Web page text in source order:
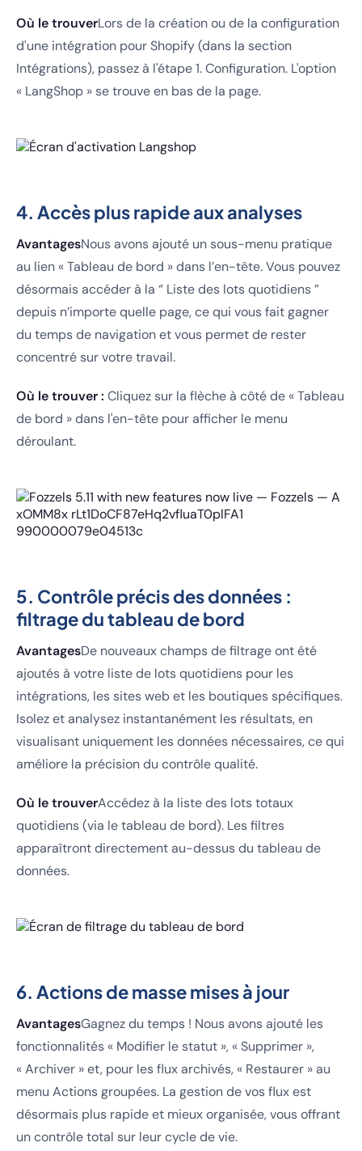
Où le trouverLors de la création ou de la configuration
d'une intégration pour Shopify (dans la section
Intégrations), passez à l'étape 1. Configuration. L'option
« LangShop » se trouve en bas de la page.
4. Accès plus rapide aux analyses
AvantagesNous avons ajouté un sous-menu pratique
au lien « Tableau de bord » dans l’en-tête. Vous pouvez
désormais accéder à la “ Liste des lots quotidiens ”
depuis n’importe quelle page, ce qui vous fait gagner
du temps de navigation et vous permet de rester
concentré sur votre travail.
Où le trouver : Cliquez sur la flèche à côté de « Tableau
de bord » dans l'en-tête pour afficher le menu
déroulant.
5. Contrôle précis des données :
filtrage du tableau de bord
AvantagesDe nouveaux champs de filtrage ont été
ajoutés à votre liste de lots quotidiens pour les
intégrations, les sites web et les boutiques spécifiques.
Isolez et analysez instantanément les résultats, en
visualisant uniquement les données nécessaires, ce qui
améliore la précision du contrôle qualité.
Où le trouverAccédez à la liste des lots totaux
quotidiens (via le tableau de bord). Les filtres
apparaîtront directement au-dessus du tableau de
données.
6. Actions de masse mises à jour
AvantagesGagnez du temps ! Nous avons ajouté les
fonctionnalités « Modifier le statut », « Supprimer »,
« Archiver » et, pour les flux archivés, « Restaurer » au
menu Actions groupées. La gestion de vos flux est
désormais plus rapide et mieux organisée, vous offrant
un contrôle total sur leur cycle de vie.